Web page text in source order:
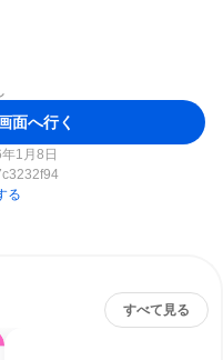
面へ行く
1月8日
る
すべて見る